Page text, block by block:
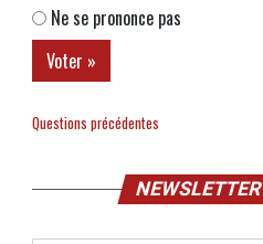
Ne se prononce pas
Questions précédentes
NEWSLETTER